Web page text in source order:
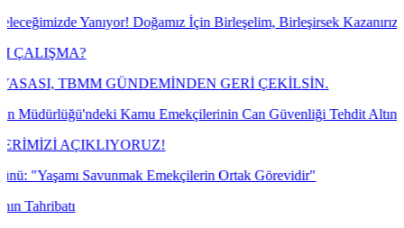
Doğamız İçin Birleşelim, Birleşirsek Kazanırız!
GÜNDEMİNDEN GERİ ÇEKİLSİN.
Kamu Emekçilerinin Can Güvenliği Tehdit Altında!
Emekçilerin Ortak Görevidir"